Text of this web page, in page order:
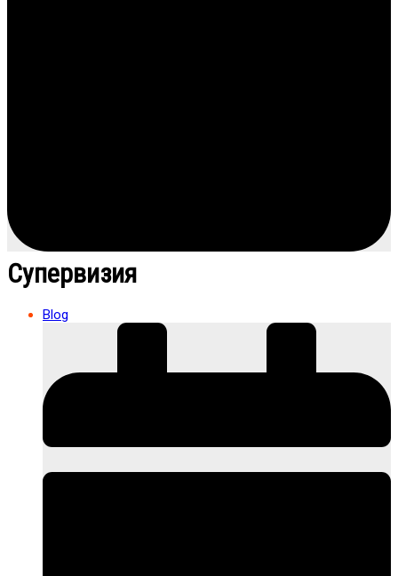
Супервизия
Blog